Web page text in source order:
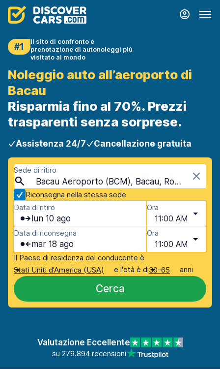
#1
Il sito di confronto e
prenotazione di autonoleggi più
visitato al mondo
Noleggio auto all’aeroporto di
Bacau
Risparmia fino al 70%. Prezzi
trasparenti senza sorprese.
Assistenza 24/7 Cancellazione gratuita
Sede di ritiro
Bacau Aeroporto (BCM), Bacau, Romania
Riconsegna nella stessa sede
Data di ritiro
lun 10 ago
Ora
11:00 AM
Data di riconsegna
mar 18 ago
Ora
11:00 AM
Il Paese di residenza del conducente è
Stati Uniti d'America (USA)
e l'età è di30-65 anni
Cerca
Valutazione Eccellente
su 279.894 recensioni